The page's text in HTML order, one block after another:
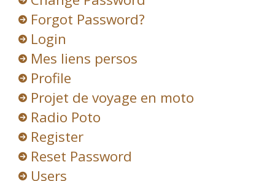
Forgot Password?
Login
Mes liens persos
Profile
Projet de voyage en moto
Radio Poto
Register
Reset Password
Users